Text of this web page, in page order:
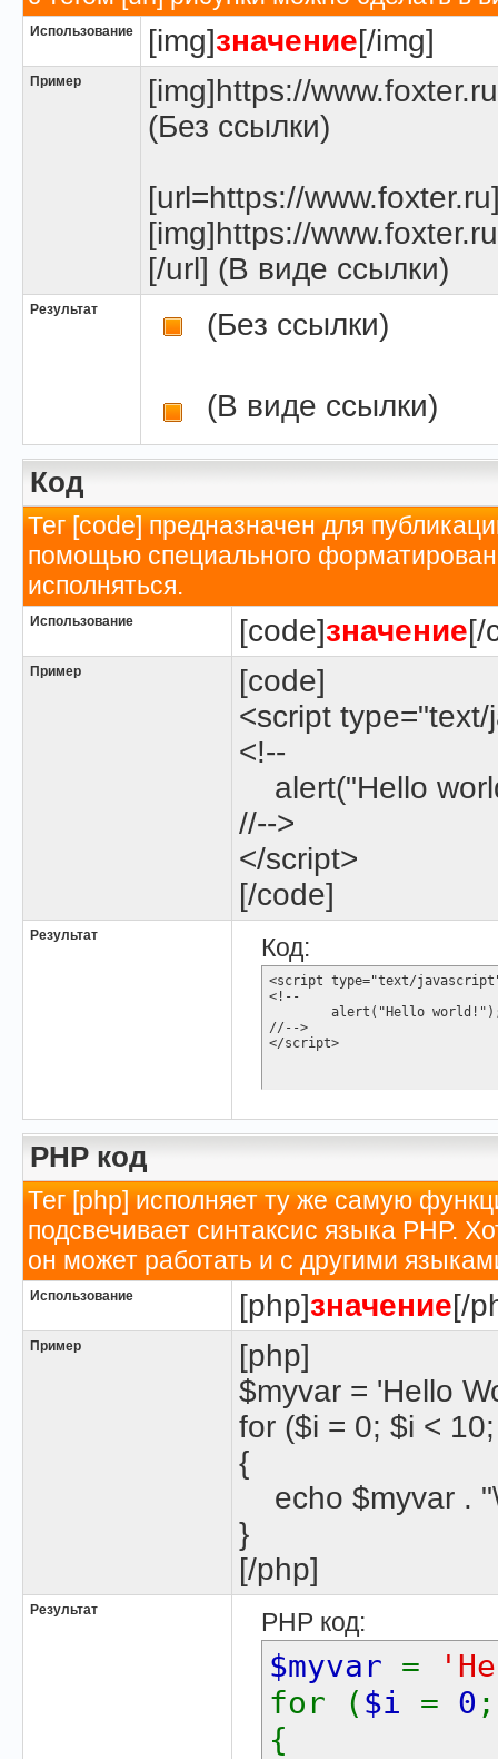
Использование [img]значение[/img]
Пример
[img]https://
(Без ссылки)
[url=https://
[img]https://
[/url] (В виде ссылки)
Результат (Без ссылки)
(В виде ссылки)
Код
Тег [code] предназначен для
помощью специального
исполняться.
Использование [code]значение[/
Пример
[code]
<script
<!--
alert("Hello
//-->
</script>
[/code]
Результат Код:
<script type="text/
<!--
//-->
</script>
PHP код
Тег [php] исполняет ту же самую
подсвечивает синтаксис языка PHP.
он может работать и с другими
Использование [php]значение[/
Пример
[php]
$myvar = 'Hello
for ($i = 0; $i <
{
echo $myvar .
}
[/php]
Результат PHP код:
$myvar =
for ( $i = 0
{